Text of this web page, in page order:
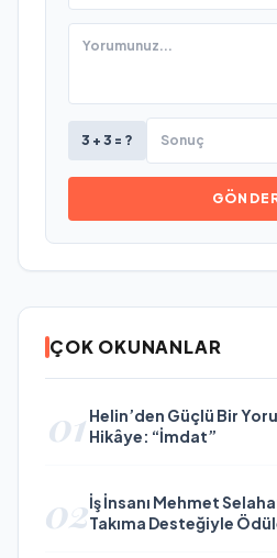
3 + 3 = ?
ÇOK OKUNANLAR
01 Helin’den Güçlü Bir
Hikâye: “İmdat”
02İş İnsanı Mehmet
Takıma Desteğiyle